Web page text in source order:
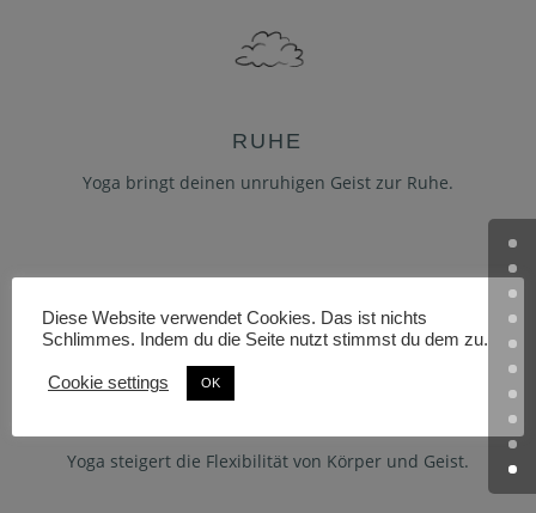
RUHE
Yoga bringt deinen unruhigen Geist zur Ruhe.
Yoga steigert die Flexibilität von Körper und Geist.
Diese Website verwendet Cookies. Das ist nichts
Schlimmes. Indem du die Seite nutzt stimmst du dem zu.
Cookie settings OK